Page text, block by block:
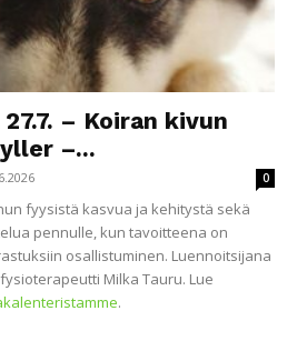
– Koiran kivun
–...
0
fyysistä kasvua ja kehitystä sekä
pennulle, kun tavoitteena on
osallistuminen. Luennoitsijana
Milka Tauru. Lue
.